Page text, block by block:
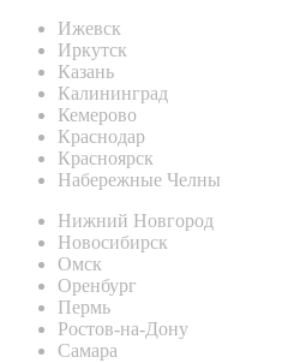
Ижевск
Иркутск
Казань
Калининград
Кемерово
Краснодар
Красноярск
Набережные Челны
Нижний Новгород
Новосибирск
Омск
Оренбург
Пермь
Ростов-на-Дону
Самара